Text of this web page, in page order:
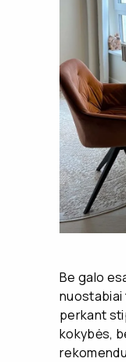
Be galo
nuostabiai
perkant
kokybės,